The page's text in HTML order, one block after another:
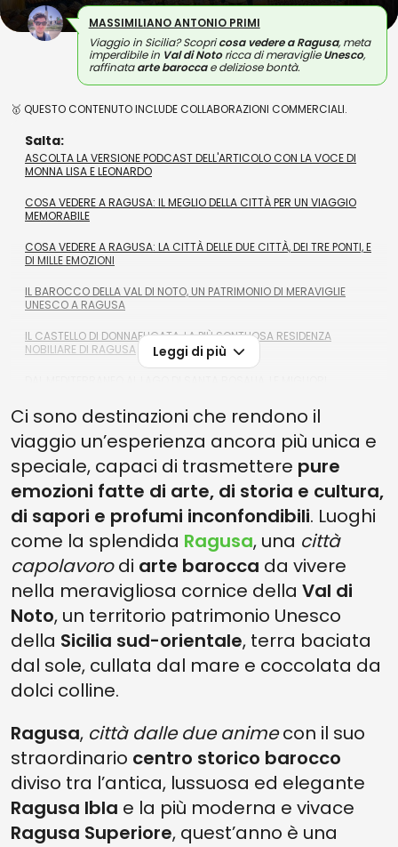
MASSIMILIANO ANTONIO PRIMI
Viaggio in Sicilia? Scopricosa vedere a Ragusa, meta
imperdibile in Val di Notoricca di meraviglieUnesco,
raffinataarte baroccae deliziose bontà.
🥇 QUESTO CONTENUTO INCLUDE COLLABORAZIONI COMMERCIALI.
Salta:
ASCOLTA LA VERSIONE PODCAST DELL'ARTICOLO CON LA VOCE DI
MONNA LISA E LEONARDO
COSA VEDERE A RAGUSA: IL MEGLIO DELLA CITTÀ PER UN VIAGGIO
MEMORABILE
COSA VEDERE A RAGUSA: LA CITTÀ DELLE DUE CITTÀ, DEI TRE PONTI, E
DI MILLE EMOZIONI
IL BAROCCO DELLA VAL DI NOTO, UN PATRIMONIO DI MERAVIGLIE
UNESCO A RAGUSA
IL CASTELLO DI DONNAFUGATA, LA PIÙ SONTUOSA RESIDENZA
NOBILIARE DI RAGUSA
LA CUCINA DI RAGUSA: SCACCE, TESTE DI TURCO E ALTRE BONTÀ
TUTTE SICILIANE
COME ARRIVARE A RAGUSA: UNA DESTINAZIONE DA SCOPRIRE ON
THE ROAD
RAGUSA E DINTORNI: UN VIAGGIO DALLA BELLEZZA MOZZAFIATO IN
VAL DI NOTO
Leggi di più
Ci sono destinazioni che rendono il
viaggio un’esperienza ancora più unica e
speciale, capaci di trasmettere pure
emozioni fatte di arte, di storia e cultura,
di sapori e profumi inconfondibili. Luoghi
come la splendida Ragusa, una città
capolavorodi arte barocca da vivere
nella meravigliosa cornice della Val di
Noto, un territorio patrimonio Unesco
della Sicilia sud-orientale, terra baciata
dal sole, cullata dal mare e coccolata da
dolci colline.
Ragusa, città dalle due animecon il suo
straordinario centro storico barocco
diviso tra l’antica, lussuosa ed elegante
Ragusa Ibla e la più moderna e vivace
Ragusa Superiore, quest’anno è una